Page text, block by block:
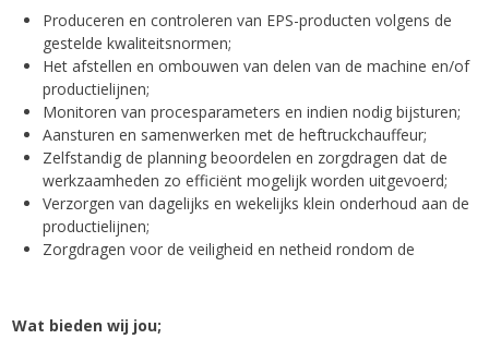
Produceren en controleren van EPS-producten volgens de
gestelde kwaliteitsnormen;
Het afstellen en ombouwen van delen van de machine en/of
productielijnen;
Monitoren van procesparameters en indien nodig bijsturen;
Aansturen en samenwerken met de heftruckchauffeur;
Zelfstandig de planning beoordelen en zorgdragen dat de
werkzaamheden zo efficiënt mogelijk worden uitgevoerd;
Verzorgen van dagelijks en wekelijks klein onderhoud aan de
productielijnen;
Zorgdragen voor de veiligheid en netheid rondom de
Wat bieden wij jou;